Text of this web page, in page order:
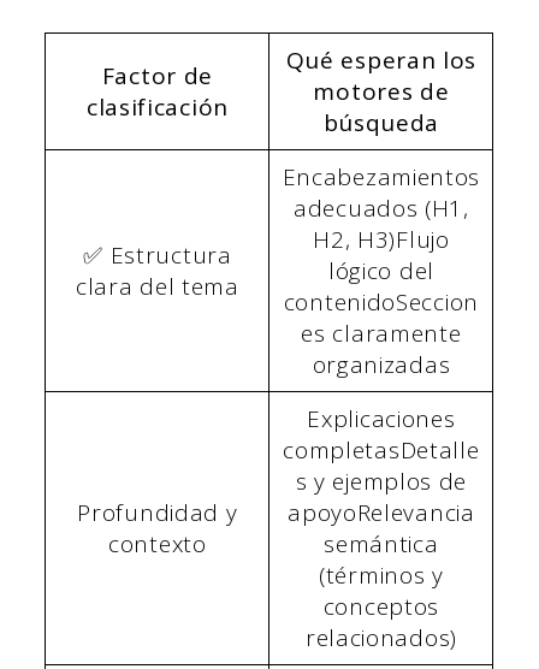
Factor de
clasificación
Qué esperan los
motores de
búsqueda
✅ Estructura
clara del tema
Encabezamientos
adecuados (H1,
H2, H3)Flujo
lógico del
contenidoSeccion
es claramente
organizadas
Profundidad y
contexto
Explicaciones
completasDetalle
s y ejemplos de
apoyoRelevancia
semántica
(términos y
conceptos
relacionados)